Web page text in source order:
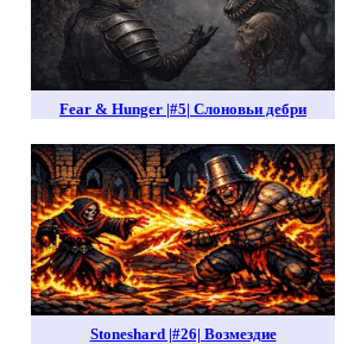
Fear & Hunger |#5| Слоновьи дебри
Stoneshard |#26| Возмездие